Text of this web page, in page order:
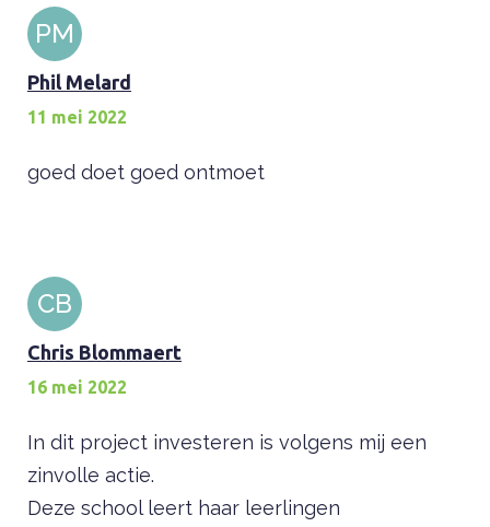
PM
Phil Melard
11 mei 2022
goed doet goed ontmoet
CB
Chris Blommaert
16 mei 2022
In dit project investeren is volgens mij een
zinvolle actie.
Deze school leert haar leerlingen